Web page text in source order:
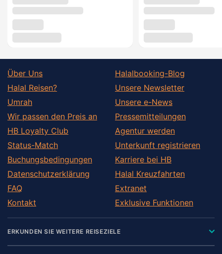
Über Uns
Halal Reisen?
Umrah
Wir passen den Preis an
HB Loyalty Club
Status-Match
Buchungsbedingungen
Datenschutzerklärung
FAQ
Kontakt
Halalbooking-Blog
Unsere Newsletter
Unsere e-News
Pressemitteilungen
Agentur werden
Unterkunft registrieren
Karriere bei HB
Halal Kreuzfahrten
Extranet
Exklusive Funktionen
ERKUNDEN SIE WEITERE REISEZIELE